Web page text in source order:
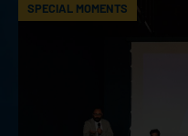
SPECIAL MOMENTS